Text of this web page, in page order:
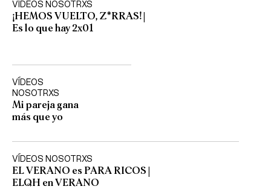
VÍDEOS NOSOTRXS
¡HEMOS VUELTO, Z*RRAS! |
Es lo que hay 2x01
VÍDEOS
NOSOTRXS
Mi pareja gana
más que yo
VÍDEOS NOSOTRXS
EL VERANO es PARA RICOS |
ELQH en VERANO